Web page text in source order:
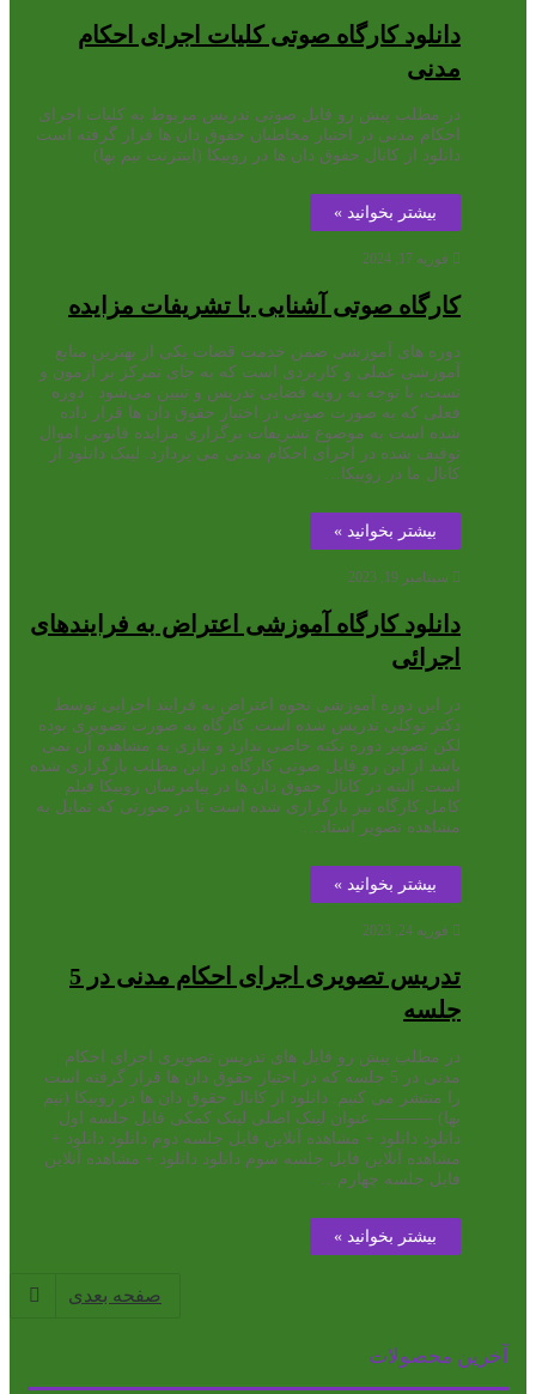
دانلود کارگاه صوتی کلیات اجرای احکام
مدنی
در مطلب پیش رو فایل صوتی تدریس مربوط به کلیات اجرای
احکام مدنی در اختیار مخاطبان حقوق دان ها قرار گرفته است
دانلود از کانال حقوق دان ها در روبیکا (اینترنت نیم بها)
بیشتر بخوانید »
فوریه 17, 2024
کارگاه صوتی آشنایی با تشریفات مزایده
دوره های آموزشی ضمن خدمت قضات یکی از بهترین منابع
آموزشی عملی و کاربردی است که به جای تمرکز بر آزمون و
تست، با توجه به رویه قضایی تدریس و تبیین می‌شود . دوره
فعلی که به صورت صوتی در اختیار حقوق دان ها قرار داده
شده است به موضوع تشریفات برگزاری مزایده قانونی اموال
توقیف شده در اجرای احکام مدنی می پردازد. لینک دانلود از
کانال ما در روبیکا…
بیشتر بخوانید »
سپتامبر 19, 2023
دانلود کارگاه آموزشی اعتراض به فرایندهای
اجرائی
در این دوره آموزشی نحوه اعتراض به فرایند اجرایی توسط
دکتر توکلی تدریس شده است. کارگاه به صورت تصویری بوده
لکن تصویر دوره نکته خاصی ندارد و نیازی به مشاهده آن نمی
باشد از این رو فایل صوتی کارگاه در این مطلب بارگزاری شده
است. البته در کانال حقوق دان ها در پیامرسان روبیکا فیلم
کامل کارگاه نیز بارگزاری شده است تا در صورتی که تمایل به
مشاهده تصویر استاد…
بیشتر بخوانید »
فوریه 24, 2023
تدریس تصویری اجرای احکام مدنی در 5
جلسه
در مطلب پیش رو فایل های تدریس تصویری اجرای احکام
مدنی در 5 جلسه که در اختیار حقوق دان ها قرار گرفته است
را منتشر می کنیم. دانلود از کانال حقوق دان ها در روبیکا (نیم
بها) ———– عنوان لینک اصلی لینک کمکی فایل جلسه اول
دانلود دانلود + مشاهده آنلاین فایل جلسه دوم دانلود دانلود +
مشاهده آنلاین فایل جلسه سوم دانلود دانلود + مشاهده آنلاین
فایل جلسه چهارم…
بیشتر بخوانید »
صفحه بعدی
آخرین محصولات